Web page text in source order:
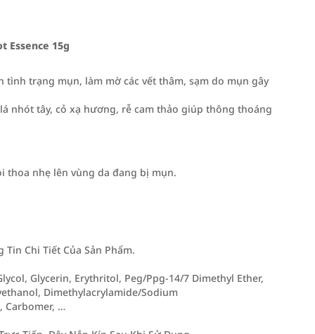
Essence 15g
trạng mụn, làm mờ các vết thâm, sạm do mụn gây
nhót tây, cỏ xạ hương, rễ cam thảo giúp thông thoáng
thoa nhẹ lên vùng da đang bị mụn.
Chi Tiết Của Sản Phẩm.
Glycerin, Erythritol, Peg/Ppg-14/7 Dimethyl Ether,
Dimethylacrylamide/Sodium
Carbomer, …